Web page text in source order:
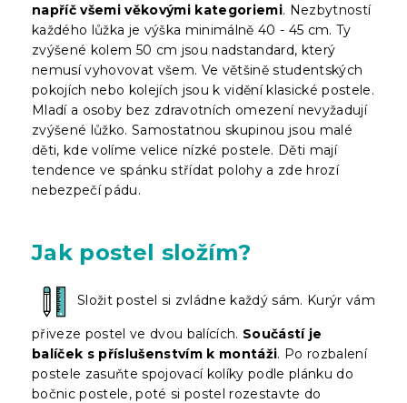
napříč všemi věkovými kategoriemi. Nezbytností
každého lůžka je výška minimálně 40 - 45 cm. Ty
zvýšené kolem 50 cm jsou nadstandard, který
nemusí vyhovovat všem. Ve většině studentských
pokojích nebo kolejích jsou k vidění klasické postele.
Mladí a osoby bez zdravotních omezení nevyžadují
zvýšené lůžko. Samostatnou skupinou jsou malé
děti, kde volíme velice nízké postele. Děti mají
tendence ve spánku střídat polohy a zde hrozí
nebezpečí pádu.
Jak postel složím?
Složit postel si zvládne každý sám. Kurýr vám
přiveze postel ve dvou balících. Součástí je
balíček s příslušenstvím k montáži. Po rozbalení
postele zasuňte spojovací kolíky podle plánku do
bočnic postele, poté si postel rozestavte do